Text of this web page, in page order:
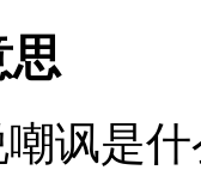
思
讽是